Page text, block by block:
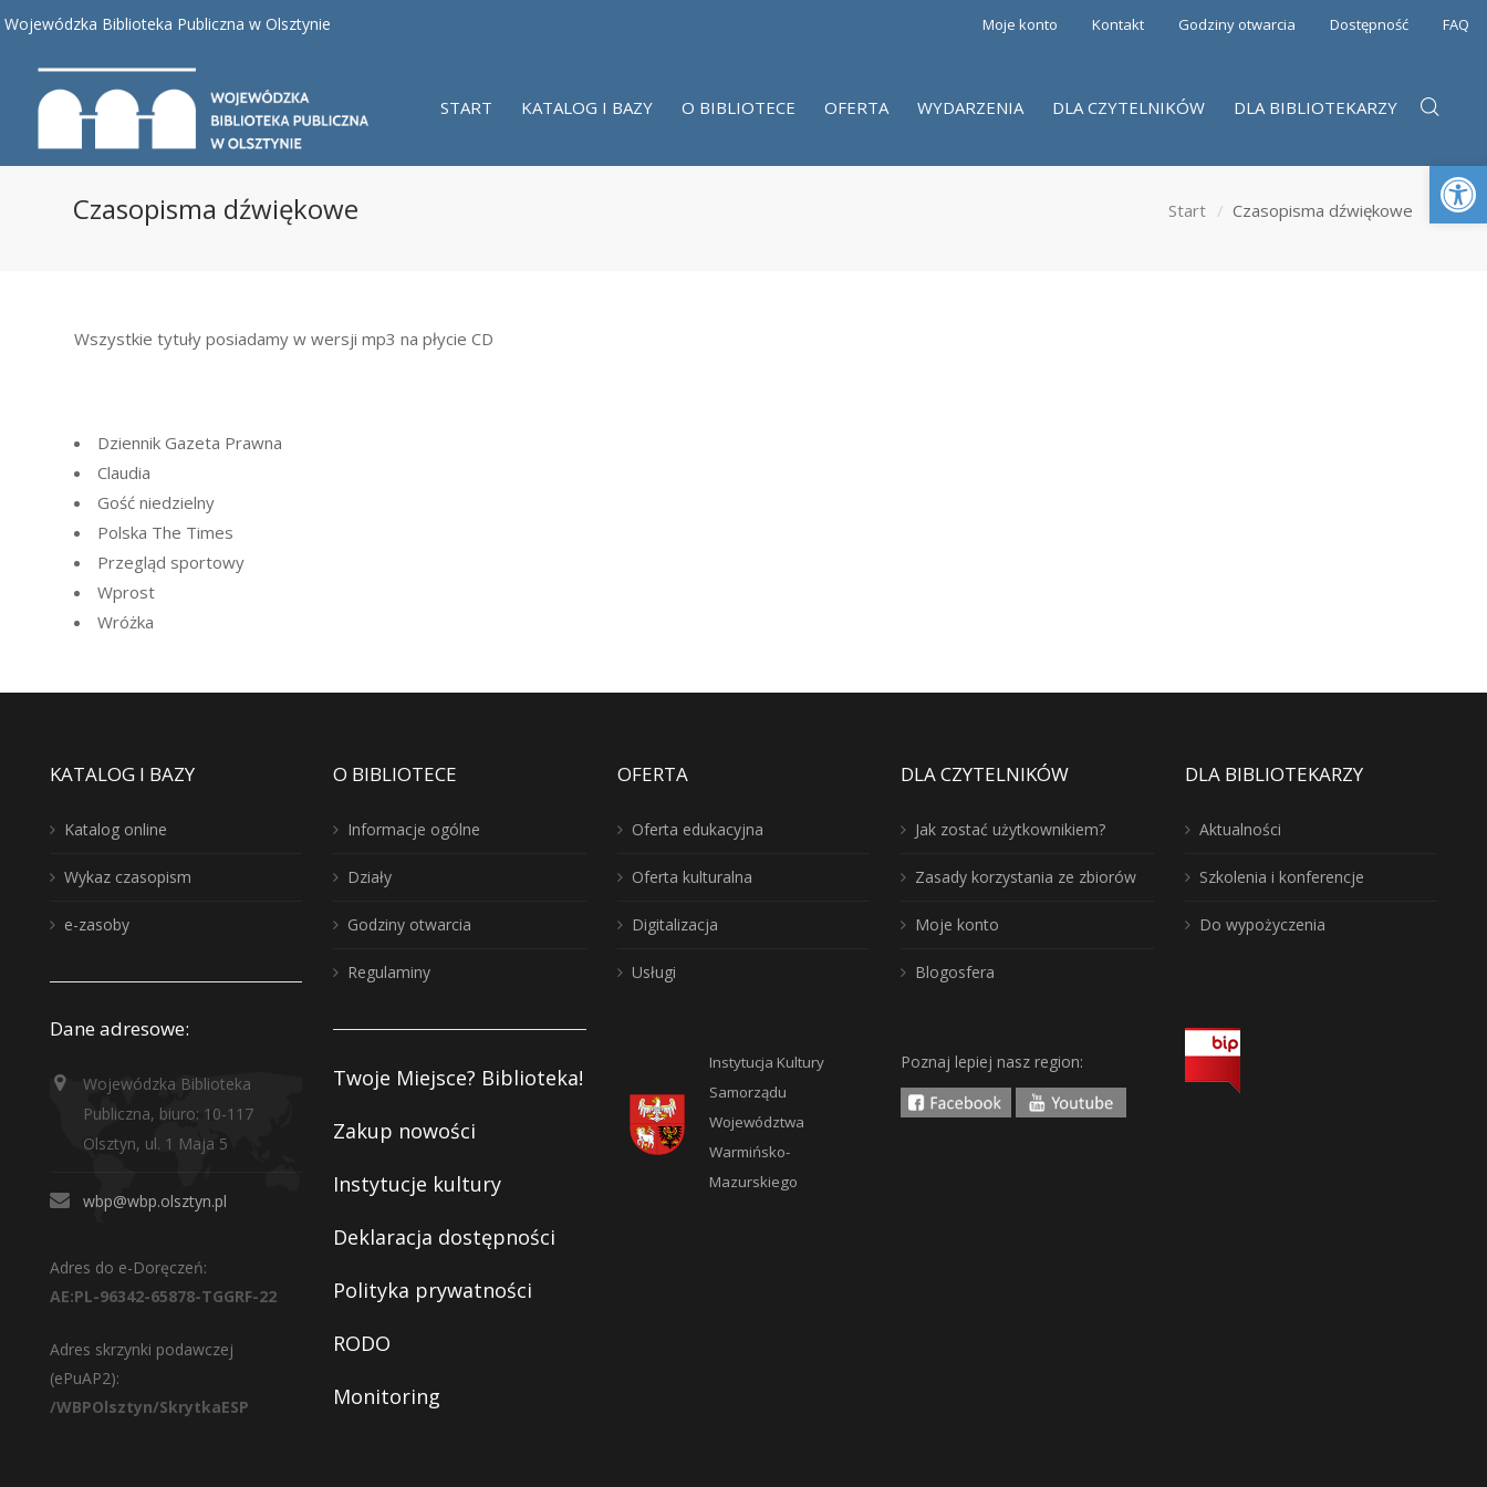
Wojewódzka Biblioteka Publiczna w Olsztynie Moje konto Kontakt Godziny otwarcia Dostępność FAQ
START KATALOG I BAZY O BIBLIOTECE OFERTA WYDARZENIA DLA CZYTELNIKÓW DLA BIBLIOTEKARZY
Czasopisma dźwiękowe Start Czasopisma dźwiękowe
Wszystkie tytuły posiadamy w wersji mp3 na płycie CD
Dziennik Gazeta Prawna
Claudia
Gość niedzielny
Polska The Times
Przegląd sportowy
Wprost
Wróżka
KATALOG I BAZY
Katalog online
Wykaz czasopism
e-zasoby
Dane adresowe:
Wojewódzka Biblioteka
Publiczna, biuro: 10-117
Olsztyn, ul. 1 Maja 5
wbp@wbp.olsztyn.pl
Adres do e-Doręczeń:
AE:PL-96342-65878-TGGRF-22
Adres skrzynki podawczej
(ePuAP2):
/WBPOlsztyn/SkrytkaESP
O BIBLIOTECE
Informacje ogólne
Działy
Godziny otwarcia
Regulaminy
Twoje Miejsce? Biblioteka!
Zakup nowości
Instytucje kultury
Deklaracja dostępności
Polityka prywatności
RODO
Monitoring
OFERTA
Oferta edukacyjna
Oferta kulturalna
Digitalizacja
Usługi
Instytucja Kultury
Samorządu
Województwa
Warmińsko-
Mazurskiego
DLA CZYTELNIKÓW
Jak zostać użytkownikiem?
Zasady korzystania ze zbiorów
Moje konto
Blogosfera
Poznaj lepiej nasz region:
DLA BIBLIOTEKARZY
Aktualności
Szkolenia i konferencje
Do wypożyczenia